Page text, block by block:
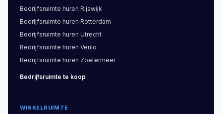
Bedrijfsruimte huren Rijswijk
Bedrijfsruimte huren Rotterdam
Bedrijfsruimte huren Utrecht
Bedrijfsruimte huren Venlo
Bedrijfsruimte huren Zoetermeer
Bedrijfsruimte te koop
WINKELRUIMTE